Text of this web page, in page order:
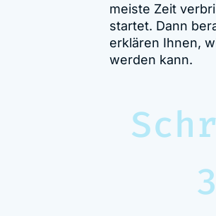
meiste Zeit
startet. Dann
erklären Ihnen,
werden kann.
3